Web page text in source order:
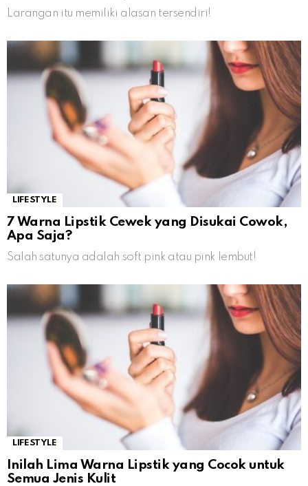
Larangan itu memiliki alasan tersendiri!
LIFESTYLE
7 Warna Lipstik Cewek yang Disukai Cowok,
Apa Saja?
Salah satunya adalah soft pink atau pink lembut!
LIFESTYLE
Inilah Lima Warna Lipstik yang Cocok untuk
Semua Jenis Kulit